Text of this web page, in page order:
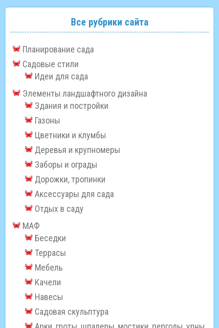
Все рубрики сайта
Планирование сада
Садовые стили
Идеи для сада
Элементы ландшафтного дизайна
Здания и постройки
Газоны
Цветники и клумбы
Деревья и крупномеры
Заборы и ограды
Дорожки, тропинки
Аксессуары для сада
Отдых в саду
МАФ
Беседки
Террасы
Мебель
Качели
Навесы
Садовая скульптура